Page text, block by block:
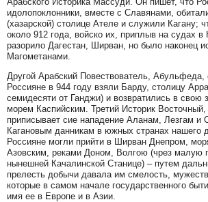
идолопоклонники, вместе с Славянами,
(хазарской) столице Ателе и служили Кагану;
около 912 года, войско их, приплыв на судах в
разорило Дагестан, Ширван, но было наконец
Магометанами.
Другой Арабский Повествователь, Абульфеда,
Россияне в 944 году взяли Барду, столицу
семидесяти от Ганджи) и возвратились в
морем Каспийским. Третий Историк
приписывает сие нападение Аланам, Лезгам
Кагановым данникам в южных странах нашего
Россияне могли прийти в Ширван Днепром,
Азовским, реками Доном, Волгою (чрез малую
нынешней Качалинской Станице) – путем
прелесть добычи давала им смелость,
которые в самом начале государственного
имя ее в Европе и в Азии.